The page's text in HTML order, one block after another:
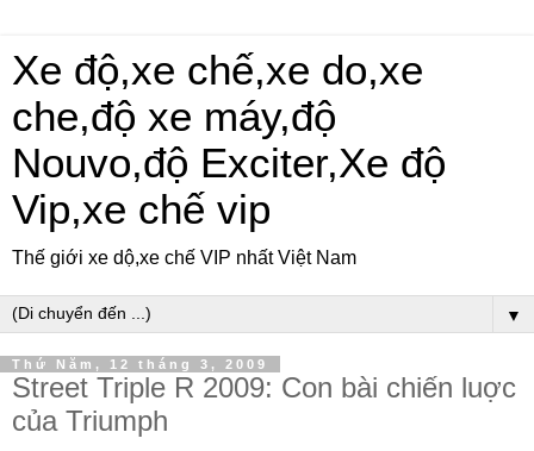
Xe độ,xe chế,xe do,xe
che,độ xe máy,độ
Nouvo,độ Exciter,Xe độ
Vip,xe chế vip
Thế giới xe dộ,xe chế VIP nhất Việt Nam
▼
Thứ Năm, 12 tháng 3, 2009
Street Triple R 2009: Con bài chiến luợc
của Triumph